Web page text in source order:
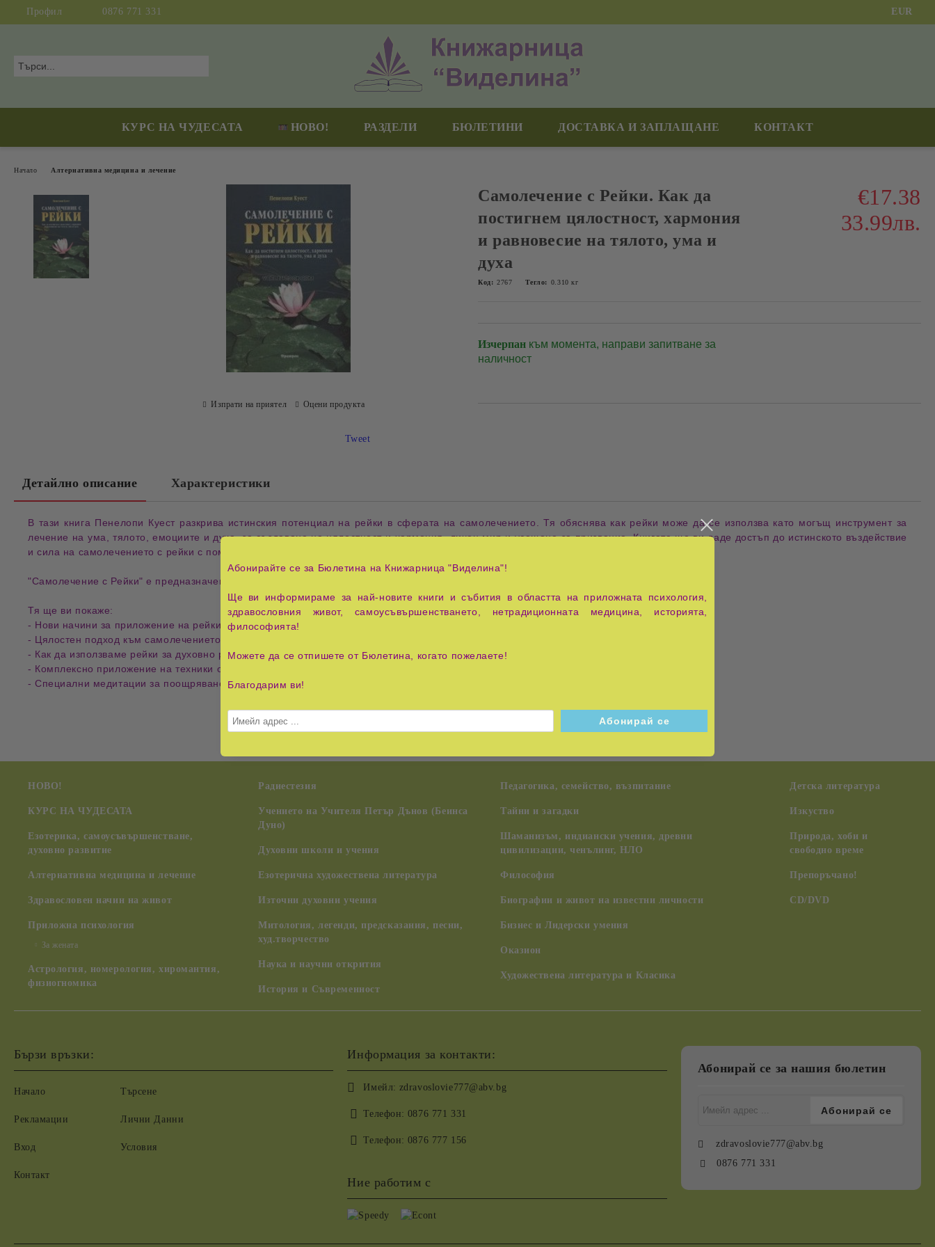
Профил 0876 771 331 EUR
КУРС НА ЧУДЕСАТА НОВО! РАЗДЕЛИ БЮЛЕТИНИ ДОСТАВКА И ЗАПЛАЩАНЕ КОНТАКТ
Начало Алтернативна медицина и лечение
Самолечение с Рейки. Как да
постигнем цялостност, хармония
и равновесие на тялото, ума и
духа
€17.38
33.99лв.
Код: 2767 Тегло: 0.310 кг
Изчерпан към момента, направи запитване за
наличност
Изпрати на приятел Оцени продукта
Tweet
Детайлно описание Характеристики
В тази книга Пенелопи Куест разкрива истинския потенциал на рейки в сферата на самолечението. Тя обяснява как рейки може да се използва като могъщ инструмент за
лечение на ума, тялото, емоциите и духа, за създаване на цялостност и хармония, личен мир и усещане за призвание. Книгата ще ви даде достъп до истинското въздействие
и сила на самолечението с рейки с помощта на новаторски и лесноприложими техники.
"Самолечение с Рейки" е предназначена за всеки практикуващ рейки, независимо дали е 1-во, 2-ро, или 3-то ниво.
Тя ще ви покаже:
- Нови начини за приложение на рейки при лечение на всички нива за по-здравословен и по-балансиран живот.
- Цялостен подход към самолечението, включително лечениена психическите, емоционалните, социалните и екологичните проблеми.
- Как да използваме рейки за духовно развитие и самоопознаване.
- Комплексно приложение на техники от Западната и от Източната рейки традиции.
- Специални медитации за поощряване на прозрението и вдъхновението.
НОВО!
КУРС НА ЧУДЕСАТА
Езотерика, самоусъвършенстване,
духовно развитие
Алтернативна медицина и лечение
Здравословен начин на живот
Приложна психология
За жената
Астрология, номерология, хиромантия,
физиогномика
Радиестезия
Учението на Учителя Петър Дънов (Беинса
Дуно)
Духовни школи и учения
Езотерична художествена литература
Източни духовни учения
Митология, легенди, предсказания, песни,
худ.творчество
Наука и научни открития
История и Съвременност
Педагогика, семейство, възпитание
Тайни и загадки
Шаманизъм, индиански учения, древни
цивилизации, ченълинг, НЛО
Философия
Биографии и живот на известни личности
Бизнес и Лидерски умения
Оказион
Художествена литература и Класика
Детска литература
Изкуство
Природа, хоби и
свободно време
Препоръчано!
CD/DVD
Бързи връзки:
Начало
Рекламации
Вход
Контакт
Търсене
Лични Данни
Условия
Информация за контакти:
Имейл: zdravoslovie777@abv.bg
Телефон: 0876 771 331
Телефон: 0876 777 156
Ние работим с
Абонирай се за нашия бюлетин
zdravoslovie777@abv.bg
0876 771 331
Абонирайте се за Бюлетина на Книжарница "Виделина"!
Ще ви информираме за най-новите книги и събития в областта на приложната психология,
здравословния живот, самоусъвършенстването, нетрадиционната медицина, историята,
философията!
Можете да се отпишете от Бюлетина, когато пожелаете!
Благодарим ви!